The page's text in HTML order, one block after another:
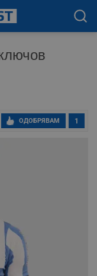
1
ОДОБРЯВАМ